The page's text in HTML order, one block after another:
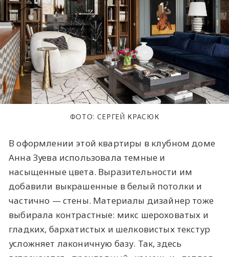
ФОТО: СЕРГЕЙ КРАСЮК
В оформлении этой квартиры в клубном доме
Анна Зуева использовала темные и
насыщенные цвета. Выразительности им
добавили выкрашенные в белый потолки и
частично — стены. Материалы дизайнер тоже
выбирала контрастные: микс шероховатых и
гладких, бархатистых и шелковистых текстур
усложняет лаконичную базу. Так, здесь